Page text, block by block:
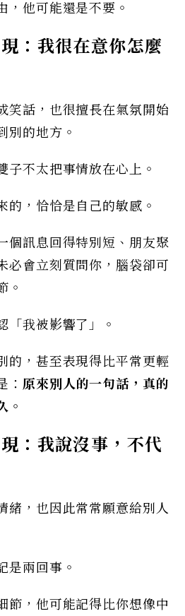
，他可能還是不要。
：我很在意你怎麼
笑話，也很擅長在氣氛開始
別的地方。
子不太把事情放在心上。
的，恰恰是自己的敏感。
個訊息回得特別短、朋友聚
必會立刻質問你，腦袋卻可
。
「我被影響了」。
的，甚至表現得比平常更輕
： 原來別人的一句話，真的
。
：我說沒事，不代
緒，也因此常常願意給別人
是兩回事。
節，他可能記得比你想像中